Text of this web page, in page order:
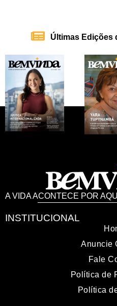
Últimas Edições
A VIDA ACONTECE POR AQUI
INSTITUCIONAL
Anuncie
Fale
Política de
Política